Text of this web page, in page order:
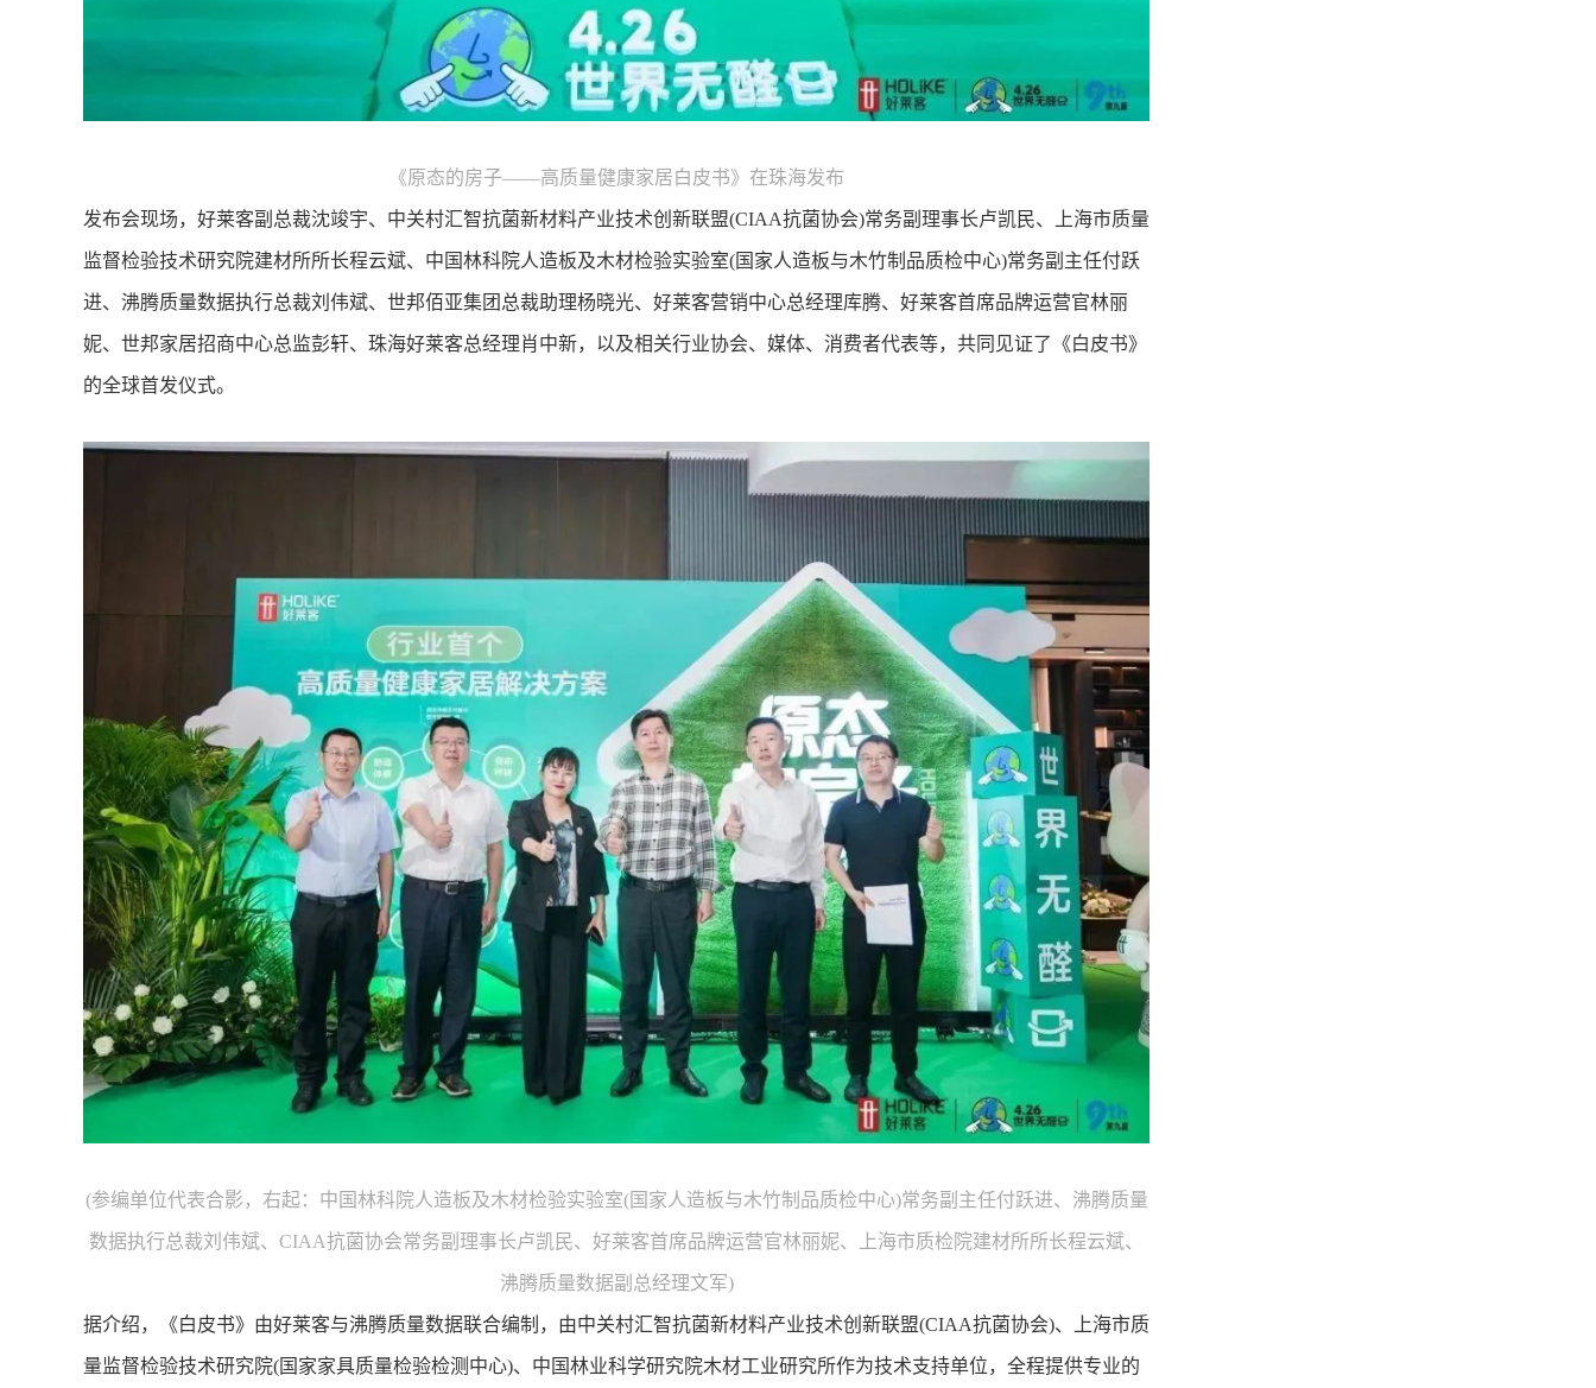
《原态的房子——高质量健康家居白皮书》在珠海发布
发布会现场，好莱客副总裁沈竣宇、中关村汇智抗菌新材料产业技术创新联盟(CIAA抗菌协会)常务副理事长卢凯民、上海市质量
监督检验技术研究院建材所所长程云斌、中国林科院人造板及木材检验实验室(国家人造板与木竹制品质检中心)常务副主任付跃
进、沸腾质量数据执行总裁刘伟斌、世邦佰亚集团总裁助理杨晓光、好莱客营销中心总经理库腾、好莱客首席品牌运营官林丽
妮、世邦家居招商中心总监彭轩、珠海好莱客总经理肖中新，以及相关行业协会、媒体、消费者代表等，共同见证了《白皮书》
的全球首发仪式。
(参编单位代表合影，右起：中国林科院人造板及木材检验实验室(国家人造板与木竹制品质检中心)常务副主任付跃进、沸腾质量
数据执行总裁刘伟斌、CIAA抗菌协会常务副理事长卢凯民、好莱客首席品牌运营官林丽妮、上海市质检院建材所所长程云斌、
沸腾质量数据副总经理文军)
据介绍，《白皮书》由好莱客与沸腾质量数据联合编制，由中关村汇智抗菌新材料产业技术创新联盟(CIAA抗菌协会)、上海市质
量监督检验技术研究院(国家家具质量检验检测中心)、中国林业科学研究院木材工业研究所作为技术支持单位，全程提供专业的